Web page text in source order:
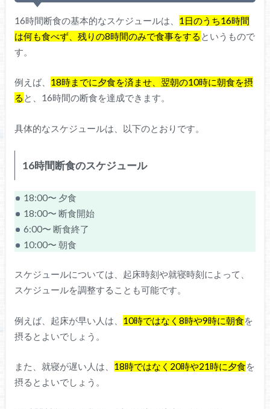
16時間断食の基本的なスケジュールは、 1日のうち16時間
は何も食べず、残りの8時間のみで食事をする というもので
す。
例えば、 18時までに夕食を済ませ、翌朝の10時に朝食を摂
る と、16時間の断食を達成できます。
具体的なスケジュールは、以下のとおりです。
16時間断食のスケジュール
18:00〜 夕食
18:00〜 断食開始
6:00〜 断食終了
10:00〜 朝食
スケジュールについては、起床時刻や就寝時刻によって、
スケジュールを調整することも可能です。
例えば、起床が早い人は、 10時ではなく8時や9時に朝食を
摂るとよいでしょう。
また、就寝が遅い人は、 18時ではなく20時や21時に夕食を
摂るとよいでしょう。